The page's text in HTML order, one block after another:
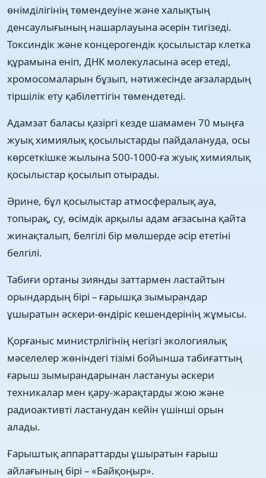
өнімділігінің төмендеуіне және халықтың
денсаулығының нашарлауына әсерін тигізеді.
Токсиндік және концерогендік қосылыстар клетка
құрамына еніп, ДНК молекуласына әсер етеді,
хромосомаларын бұзып, нәтижесінде ағзалардың
тіршілік ету қабілеттігін төмендетеді.
Адамзат баласы қазіргі кезде шамамен 70 мыңға
жуық химиялық қосылыстарды пайдалануда, осы
көрсеткішке жылына 500-1000-ға жуық химиялық
қосылыстар қосылып отырады.
Әрине, бұл қосылыстар атмосфералық ауа,
топырақ, су, өсімдік арқылы адам ағзасына қайта
жинақталып, белгілі бір мөлшерде әсір ететіні
белгілі.
Табиғи ортаны зиянды заттармен ластайтын
орындардың бірі – ғарышқа зымырандар
ұшыратын әскери-өндіріс кешендерінің жұмысы.
Қорғаныс министрлігінің негізгі экологиялық
мәселелер жөніндегі тізімі бойынша табиғаттың
ғарыш зымырандарынан ластануы әскери
техникалар мен қару-жарақтарды жою және
радиоактивті ластанудан кейін үшінші орын
алады.
Ғарыштық аппараттарды ұшыратын ғарыш
айлағының бірі – «Байқоңыр».